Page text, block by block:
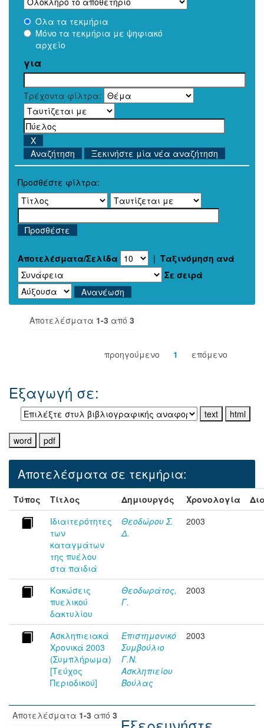
Όλα τα τεκμήρια
Μόνο τα τεκμήρια με ψηφιακό
αρχείο
για
Τρέχοντα φίλτρα:
Ξεκινήστε μία νέα αναζήτηση
Προσθέστε φίλτρα:
Αποτελέσματα/Σελίδα | Ταξινόμηση ανά
Σε σειρά
Αποτελέσματα 1-3 από 3
προηγούμενο 1 επόμενο
Εξαγωγή σε:
Αποτελέσματα σε τεκμήρια:
Τύπος Τίτλος Δημιουργός Χρονολογία
Ιδιαιτερότητες
των
καταγμάτων
της πυέλου
στα παιδιά
Θεοδώρου Σ.
Δ.
2003
Κακώσεις
πυελικού
δακτυλίου
Θεοδωράτος,
Γ.
2003
Ασκληπιειακά
Χρονικά 2003
(Συμπλήρωμα)
[Τεύχος
Περιοδικού]
Επιστημονικό
Συμβούλιο
Γ.Ν.
Ασκληπιείου
Βούλας
2003
Αποτελέσματα 1-3 από 3